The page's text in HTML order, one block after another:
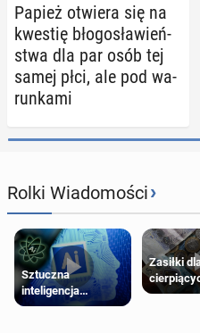
Papież otwiera się na
kwestię bło­go­sła­wień­
stwa dla par osób tej
samej płci, ale pod wa­
run­ka­mi
Rolki Wiadomości›
Sztuczna
inteligencja
próbowała oszukać
Zasiłki